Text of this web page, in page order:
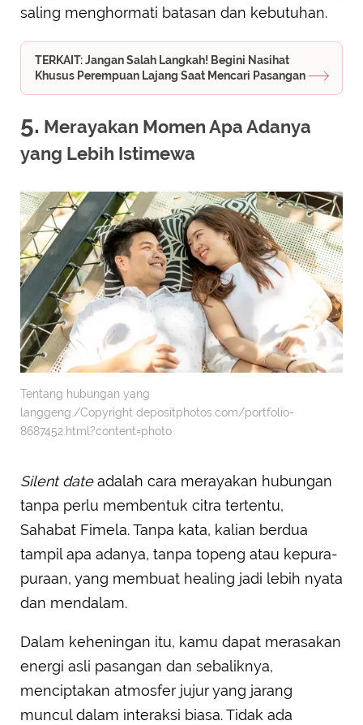
saling menghormati batasan dan kebutuhan.
TERKAIT: Jangan Salah Langkah! Begini Nasihat
Khusus Perempuan Lajang Saat Mencari Pasangan
5. Merayakan Momen Apa Adanya
yang Lebih Istimewa
Tentang hubungan yang
langgeng./Copyright depositphotos.com/portfolio-
8687452.html?content=photo
Silent dateadalah cara merayakan hubungan
tanpa perlu membentuk citra tertentu,
Sahabat Fimela. Tanpa kata, kalian berdua
tampil apa adanya, tanpa topeng atau kepura-
puraan, yang membuat healing jadi lebih nyata
dan mendalam.
Dalam keheningan itu, kamu dapat merasakan
energi asli pasangan dan sebaliknya,
menciptakan atmosfer jujur yang jarang
muncul dalam interaksi biasa. Tidak ada